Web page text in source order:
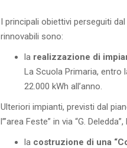
I principali obiettivi perseguiti
rinnovabili sono:
la realizzazione di
La Scuola Primaria, entro
22.000 kWh all’anno.
Ulteriori impianti, previsti dal
l’”area Feste” in via “G.
la costruzione di una